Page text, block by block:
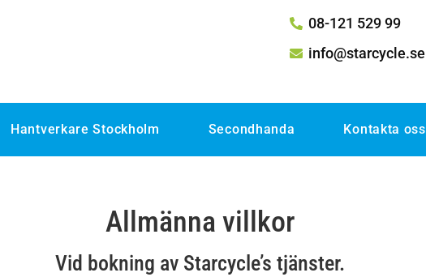
08-121 529 99
info@starcycle.se
Hantverkare Stockholm Secondhanda Kontakta oss
Allmänna villkor
Vid bokning av Starcycle’s tjänster.